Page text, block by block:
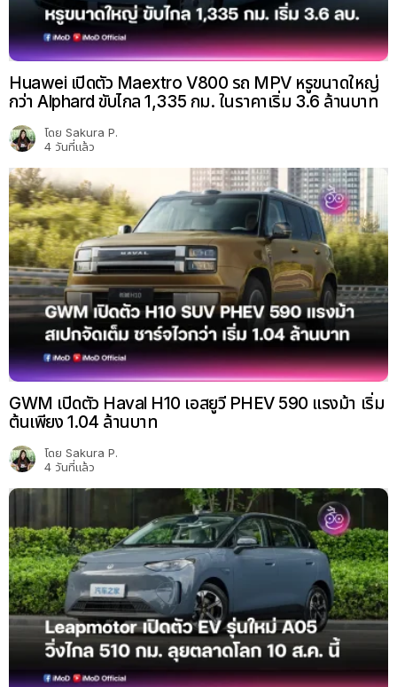
Huawei เปิดตัว Maextro V800 รถ MPV หรูขนาดใหญ่
กว่า Alphard ขับไกล 1,335 กม. ในราคาเริ่ม 3.6 ล้านบาท
โดย Sakura P.
4 วันที่แล้ว
GWM เปิดตัว Haval H10 เอสยูวี PHEV 590 แรงม้า เริ่ม
ต้นเพียง 1.04 ล้านบาท
โดย Sakura P.
4 วันที่แล้ว